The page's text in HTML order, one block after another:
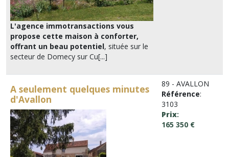
L'agence immotransactions vous
propose cette maison à conforter,
offrant un beau potentiel, située sur le
secteur de Domecy sur Cu[...]
A seulement quelques minutes
d'Avallon
89 - AVALLON
Référence:
3103
Prix:
165 350 €